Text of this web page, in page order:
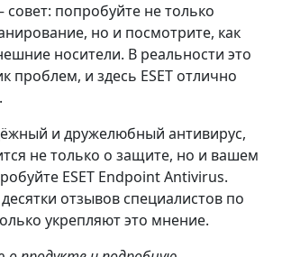
попробуйте не только
но и посмотрите, как
носители. В реальности это
проблем, и здесь ESET отлично
и дружелюбный антивирус,
не только о защите, но и вашем
ESET Endpoint Antivirus.
отзывов специалистов по
укрепляют это мнение.